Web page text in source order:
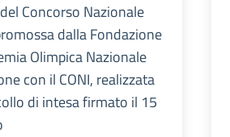
Concorso Nazionale
dalla Fondazione
Olimpica Nazionale
con il CONI, realizzata
di intesa firmato il 15